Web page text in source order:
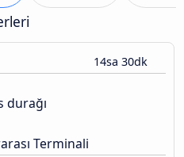
14sa 30dk
durağı
Terminali